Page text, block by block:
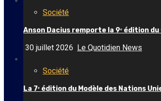
Société
Anson Dacius remporte la 9ᵉ édition
30 juillet 2026 Le Quotidien News
Société
La 7ᵉ édition du Modèle des Nations